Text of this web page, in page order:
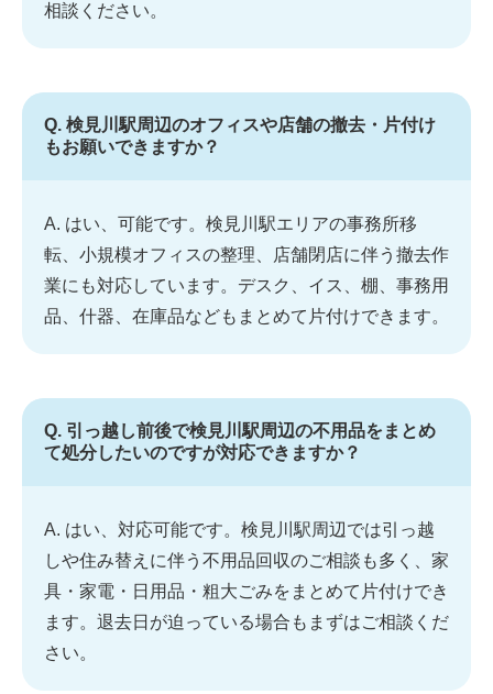
相談ください。
Q. 検見川駅周辺のオフィスや店舗の撤去・片付け
もお願いできますか？
A. はい、可能です。検見川駅エリアの事務所移
転、小規模オフィスの整理、店舗閉店に伴う撤去作
業にも対応しています。デスク、イス、棚、事務用
品、什器、在庫品などもまとめて片付けできます。
Q. 引っ越し前後で検見川駅周辺の不用品をまとめ
て処分したいのですが対応できますか？
A. はい、対応可能です。検見川駅周辺では引っ越
しや住み替えに伴う不用品回収のご相談も多く、家
具・家電・日用品・粗大ごみをまとめて片付けでき
ます。退去日が迫っている場合もまずはご相談くだ
さい。